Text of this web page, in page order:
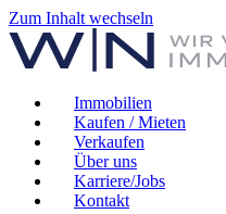
Zum Inhalt wechseln
Immobilien
Kaufen / Mieten
Verkaufen
Über uns
Karriere/Jobs
Kontakt